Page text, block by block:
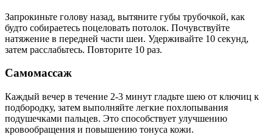
Запрокиньте голову назад, вытяните губы трубочкой, как
будто собираетесь поцеловать потолок. Почувствуйте
натяжение в передней части шеи. Удерживайте 10 секунд,
затем расслабьтесь. Повторите 10 раз.
Самомассаж
Каждый вечер в течение 2-3 минут гладьте шею от ключиц к
подбородку, затем выполняйте легкие похлопывания
подушечками пальцев. Это способствует улучшению
кровообращения и повышению тонуса кожи.